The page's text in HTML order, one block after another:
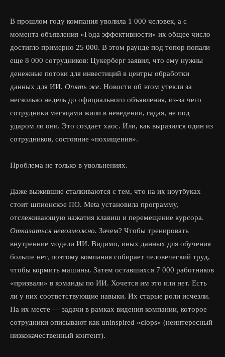
В прошлом году компания уволила 1 000 человек, а с
момента объявления «Года эффективности» их общее число
достигло примерно 25 000. В этом раунде под топор попали
еще 8 000 сотрудников: Цукерберг заявил, что ему нужны
денежные потоки для инвестиций в центры обработки
данных для ИИ. Опять же. Новости об этом утекли за
несколько недель до официального объявления, из-за чего
сотрудники месяцами жили в неведении, гадая, не под
ударом ли они. Это создает хаос. Или, как выразился один из
сотрудников, состояние «похищения».
Проблема не только в увольнениях.
Даже выжившие сталкиваются с тем, что на их ноутбуках
стоит шпионское ПО. Meta установила программу,
отслеживающую нажатия клавиш и перемещение курсора.
Отказаться невозможно. Зачем? Чтобы тренировать
внутренние модели ИИ. Видимо, иных данных для обучения
больше нет, поэтому компания собирает человеческий труд,
чтобы кормить машины. Затем оставшихся 7 000 работников
«призвали» в команды по ИИ. Хочется им это или нет. Есть
ли у них соответствующие навыки. Их старые роли исчезли.
На их месте — задачи в рамках видения компании, которое
сотрудники описывают как uninspired «сlops» (неинтересный
низкокачественный контент).